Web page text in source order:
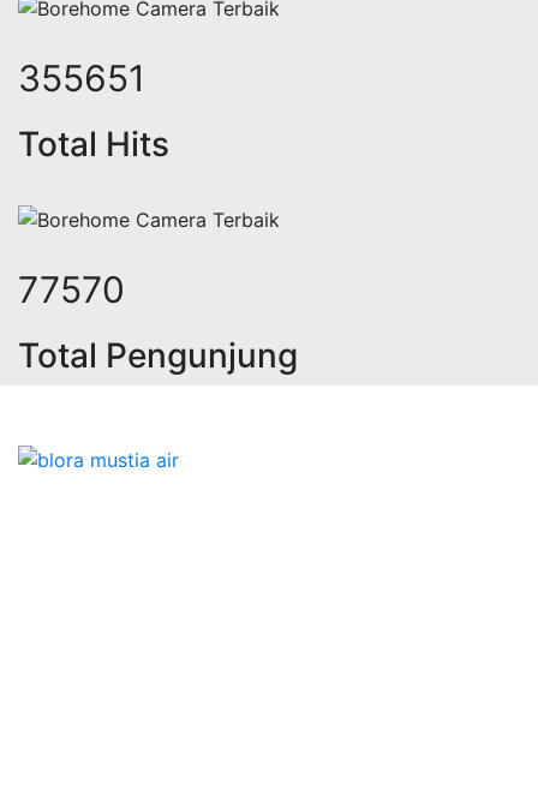
436740
Total Hits
95256
Total Pengunjung